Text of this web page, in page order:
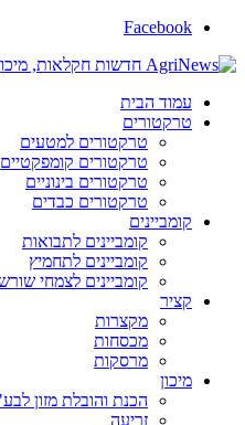
Facebook
עמוד הבית
טרקטורים
טרקטורים למטעים
טרקטורים קומפקטיים
טרקטורים בינוניים
טרקטורים כבדים
קומביינים
קומביינים לתבואות
קומביינים לתחמיץ
קומביינים לצמחי
קציר
מקצרות
מכסחות
מרסקות
מיכון
הכנת והובלת מזון
זריעה